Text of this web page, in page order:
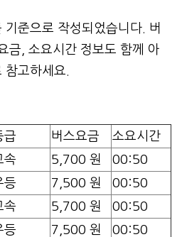
준으로 작성되었습니다. 버
금, 소요시간 정보도 함께 아
고하세요.
급 버스요금
소요시간
속 5,700 원
00:50
등 7,500 원
00:50
속 5,700 원
00:50
등 7,500 원
00:50